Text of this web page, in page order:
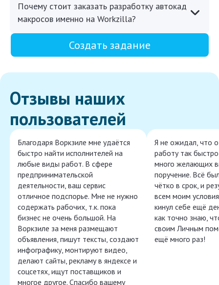
Почему стоит заказать разработку автокад
макросов именно на Workzilla?
Создать задание
Отзывы наших
пользователей
Благодаря Воркзиле мне удаётся
быстро найти исполнителей на
любые виды работ. В сфере
предпринимательской
деятельности, ваш сервис
отличное подспорье. Мне не нужно
содержать рабочих, т.к. пока
бизнес не очень большой. На
Воркзиле за меня размещают
объявления, пишут тексты, создают
инфографику, монтируют видео,
делают сайты, рекламу в яндексе и
соцсетях, ищут поставщиков и
многое другое. Спасибо вашему
Я не ожидал, что
работу так
много желающих
поручение. Всё
чётко в срок, и
всем моим
кинул себе ещё
как точно знаю,
своим Личным
ещё много раз!